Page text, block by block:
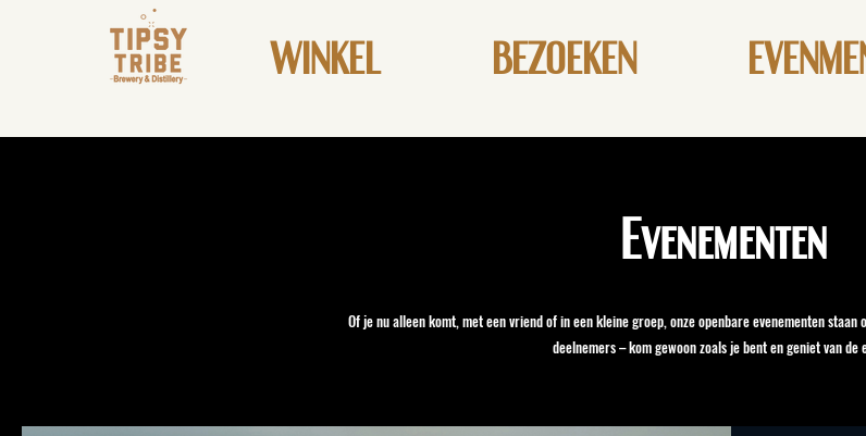
WINKEL BEZOEKEN
Evenementen
Of je nu alleen komt, met een vriend of in een kleine groep, onze openbare evenementen
deelnemers – kom gewoon zoals je bent en geniet van de